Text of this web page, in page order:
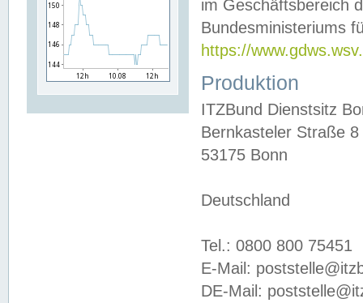
im Geschäftsbereich
Bundesministeriums
https://
Produktion
ITZBund Dienstsitz
Bernkasteler Straße 8
53175 Bonn
Deutschland
Tel.: 0800 800 75451
E-Mail:
DE-Mail: